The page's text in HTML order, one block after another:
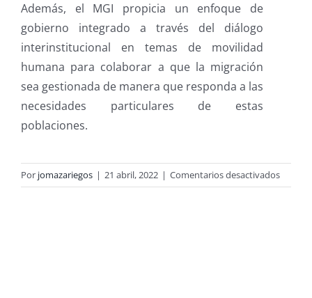
Además, el MGI propicia un enfoque de
gobierno integrado a través del diálogo
interinstitucional en temas de movilidad
humana para colaborar a que la migración
sea gestionada de manera que responda a las
necesidades particulares de estas
poblaciones.
Por jomazariegos | 21 abril, 2022 | Comentarios desactivadosen
Perfil